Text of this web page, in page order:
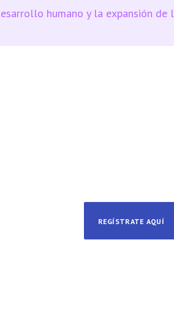
humano y la expansión de
REGÍSTRATE AQUÍ